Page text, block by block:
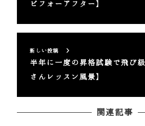
ビフォーアフター】
新しい投稿
半年に一度の昇格試験で飛び
さんレッスン風景】
関連記事